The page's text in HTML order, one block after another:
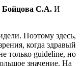
Бойцова С.А. И
Поэтому здесь,
когда здравый
только guideline, но
значение. На